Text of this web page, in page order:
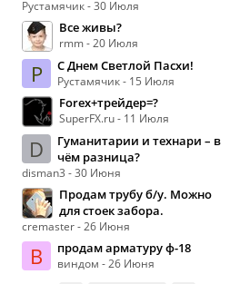
Рустамячик - 30 Июля
Все живы?
rmm - 20 Июля
Р С Днем Светлой Пасхи!
Рустамячик - 15 Июля
Forex+трейдер=?
SuperFX.ru - 11 Июля
D
Гуманитарии и технари – в
чём разница?
disman3 - 30 Июня
Продам трубу б/у. Можно
для стоек забора.
cremaster - 26 Июня
В продам арматуру ф-18
виндом - 26 Июня